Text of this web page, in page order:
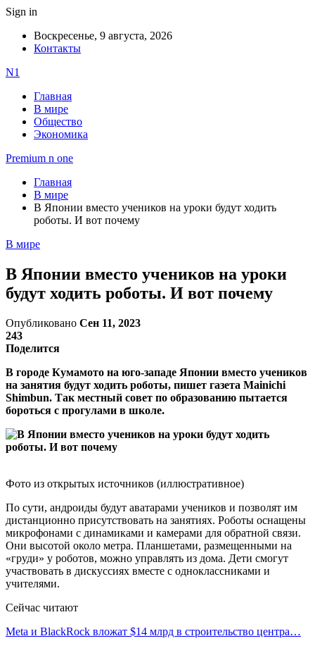
Sign in
Воскресенье, 9 августа, 2026
Контакты
N1
Главная
В мире
Общество
Экономика
Premium n one
Главная
В мире
В Японии вместо учеников на уроки будут ходить
роботы. И вот почему
В мире
В Японии вместо учеников на уроки
будут ходить роботы. И вот почему
Опубликовано Сен 11, 2023
243
Поделится
В городе Кумамото на юго-западе Японии вместо учеников
на занятия будут ходить роботы, пишет газета Mainichi
Shimbun. Так местный совет по образованию пытается
бороться с прогулами в школе.
Фото из открытых источников (иллюстративное)
По сути, андроиды будут аватарами учеников и позволят им
дистанционно присутствовать на занятиях. Роботы оснащены
микрофонами с динамиками и камерами для обратной связи.
Они высотой около метра. Планшетами, размещенными на
«груди» у роботов, можно управлять из дома. Дети смогут
участвовать в дискуссиях вместе с одноклассниками и
учителями.
Сейчас читают
Meta и BlackRock вложат $14 млрд в строительство центра…